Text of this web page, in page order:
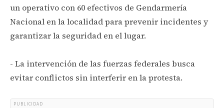
un operativo con 60 efectivos de Gendarmería
Nacional en la localidad para prevenir incidentes y
garantizar la seguridad en el lugar.
- La intervención de las fuerzas federales busca
evitar conflictos sin interferir en la protesta.
PUBLICIDAD